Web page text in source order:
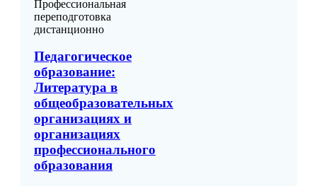
Профессиональная
переподготовка
дистанционно
Педагогическое
образование:
Литература в
общеобразовательных
организациях и
организациях
профессионального
образования